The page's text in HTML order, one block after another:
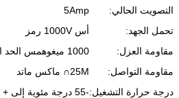
التصويت الحالي:
5Amp
تحمل الجهد:
أس 1000V رمز
مقاومة العزل:
1000 ميغوهمس الحد الأدنى في دس 500V
مقاومة التواصل:
25M∩ ماكس ماتد
درجة حرارة التشغيل:-55 درجة مئوية إلى + 105 درجة مئوية